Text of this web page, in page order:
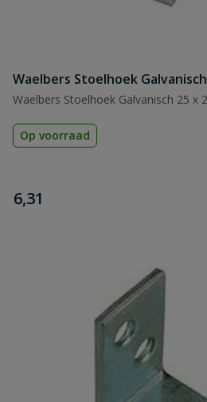
Waelbers Stoelhoek
Waelbers Stoelhoek Galvanisch 25 x
Op voorraad
€
6,31